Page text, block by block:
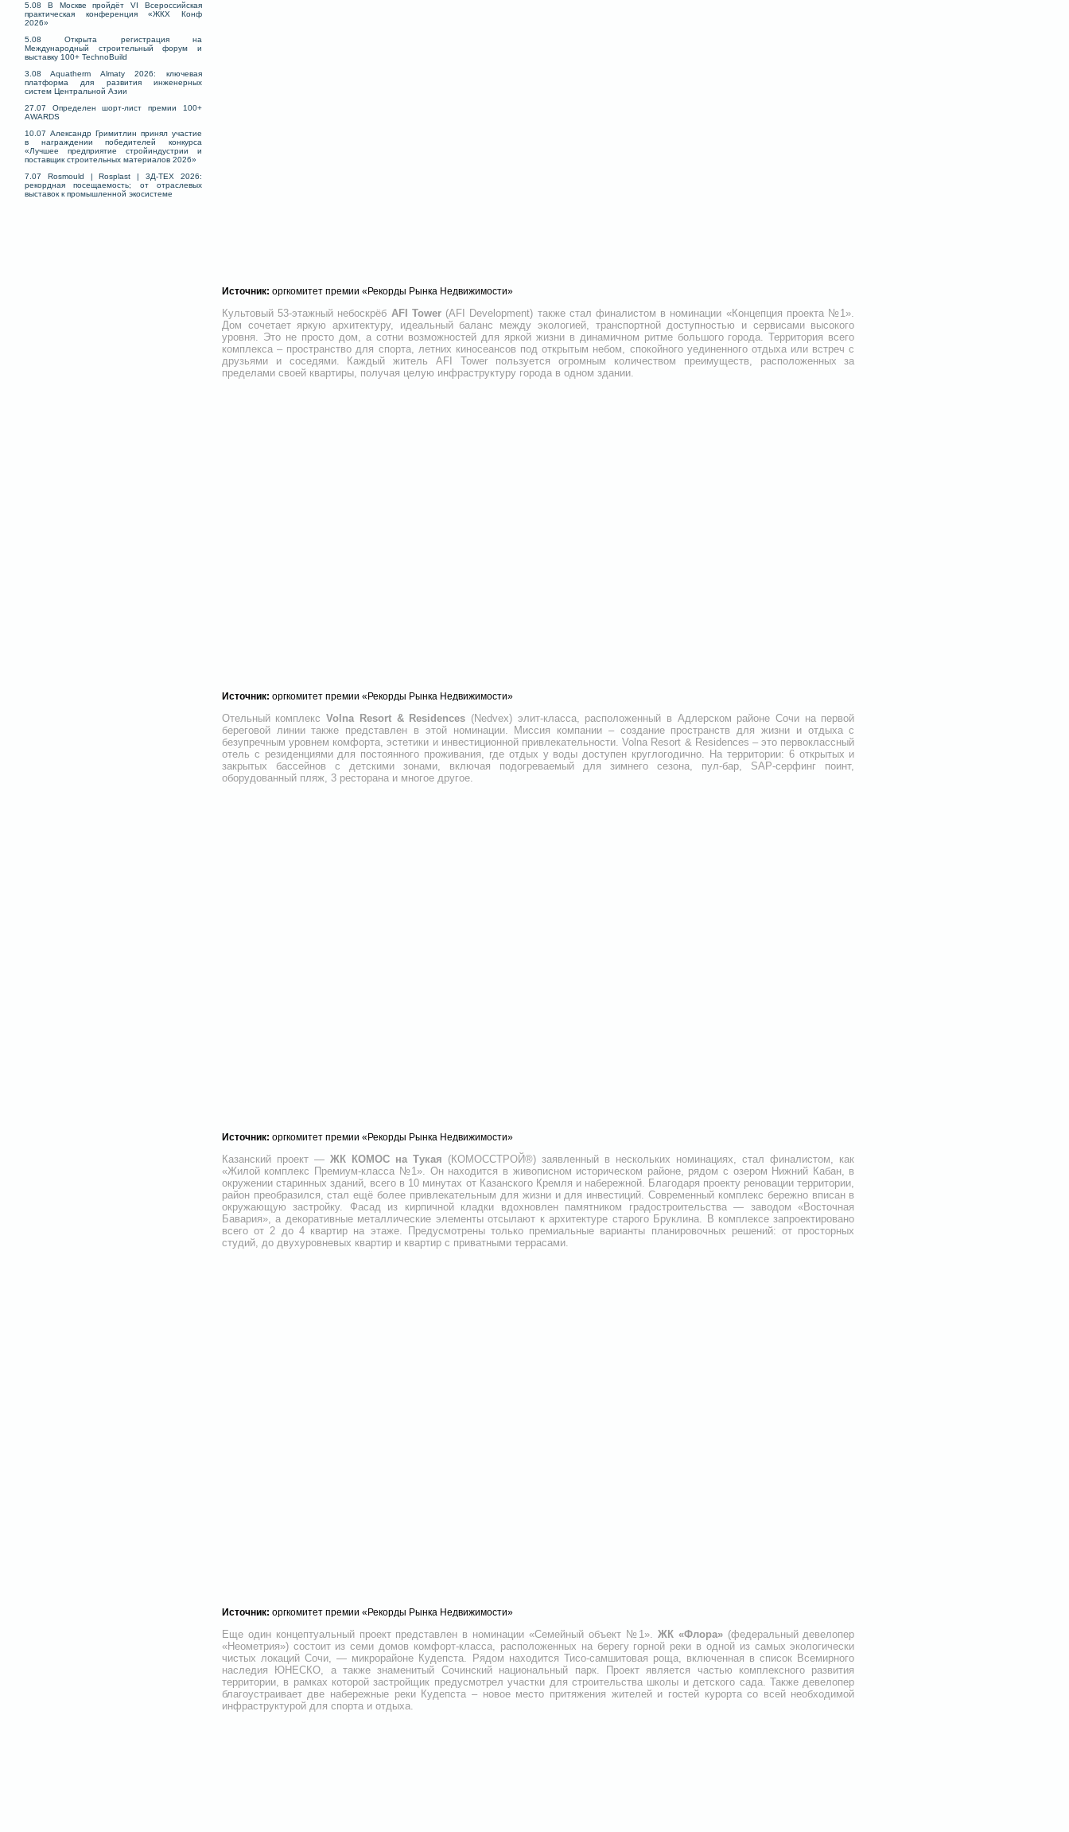
5.08 В Москве пройдёт VI Всероссийская
практическая конференция «ЖКХ Конф
2026»
5.08 Открыта регистрация на
Международный строительный форум и
выставку 100+ TechnoBuild
3.08 Aquatherm Almaty 2026: ключевая
платформа для развития инженерных
систем Центральной Азии
27.07 Определен шорт-лист премии 100+
AWARDS
10.07 Александр Гримитлин принял участие
в награждении победителей конкурса
«Лучшее предприятие стройиндустрии и
поставщик строительных материалов 2026»
7.07 Rosmould | Rosplast | 3Д-ТЕХ 2026:
рекордная посещаемость; от отраслевых
выставок к промышленной экосистеме
Источник: оргкомитет премии «Рекорды Рынка Недвижимости»
Культовый 53-этажный небоскрёб AFI Tower(AFI Development) также стал финалистом в номинации «Концепция проекта №1».
Дом сочетает яркую архитектуру, идеальный баланс между экологией, транспортной доступностью и сервисами высокого
уровня. Это не просто дом, а сотни возможностей для яркой жизни в динамичном ритме большого города. Территория всего
комплекса – пространство для спорта, летних киносеансов под открытым небом, спокойного уединенного отдыха или встреч с
друзьями и соседями. Каждый житель AFI Tower пользуется огромным количеством преимуществ, расположенных за
пределами своей квартиры, получая целую инфраструктуру города в одном здании.
Источник: оргкомитет премии «Рекорды Рынка Недвижимости»
Отельный комплексVolna Resort & Residences (Nedvex) элит-класса, расположенный в Адлерском районе Сочи на первой
береговой линии также представлен в этой номинации. Миссия компании – создание пространств для жизни и отдыха с
безупречным уровнем комфорта, эстетики и инвестиционной привлекательности. Volna Resort & Residences – это первоклассный
отель с резиденциями для постоянного проживания, где отдых у воды доступен круглогодично. На территории: 6 открытых и
закрытых бассейнов с детскими зонами, включая подогреваемый для зимнего сезона, пул-бар, SAP-серфинг поинт,
оборудованный пляж, 3 ресторана и многое другое.
Источник: оргкомитет премии «Рекорды Рынка Недвижимости»
Казанский проект — ЖК КОМОС на Тукая (КОМОССТРОЙ®️) заявленный в нескольких номинациях, стал финалистом, как
«Жилой комплекс Премиум-класса №1». Он находится в живописном историческом районе, рядом с озером Нижний Кабан, в
окружении старинных зданий, всего в 10 минутах от Казанского Кремля и набережной. Благодаря проекту реновации территории,
район преобразился, стал ещё более привлекательным для жизни и для инвестиций. Современный комплекс бережно вписан в
окружающую застройку. Фасад из кирпичной кладки вдохновлен памятником градостроительства — заводом «Восточная
Бавария», а декоративные металлические элементы отсылают к архитектуре старого Бруклина. В комплексе запроектировано
всего от 2 до 4 квартир на этаже. Предусмотрены только премиальные варианты планировочных решений: от просторных
студий, до двухуровневых квартир и квартир с приватными террасами.
Источник: оргкомитет премии «Рекорды Рынка Недвижимости»
Еще один концептуальный проект представлен в номинации «Семейный объект №1». ЖК «Флора»(федеральный девелопер
«Неометрия») состоит из семи домов комфорт-класса, расположенных на берегу горной реки в одной из самых экологически
чистых локаций Сочи, — микрорайоне Кудепста. Рядом находится Тисо-самшитовая роща, включенная в список Всемирного
наследия ЮНЕСКО, а также знаменитый Сочинский национальный парк. Проект является частью комплексного развития
территории, в рамках которой застройщик предусмотрел участки для строительства школы и детского сада. Также девелопер
благоустраивает две набережные реки Кудепста – новое место притяжения жителей и гостей курорта со всей необходимой
инфраструктурой для спорта и отдыха.